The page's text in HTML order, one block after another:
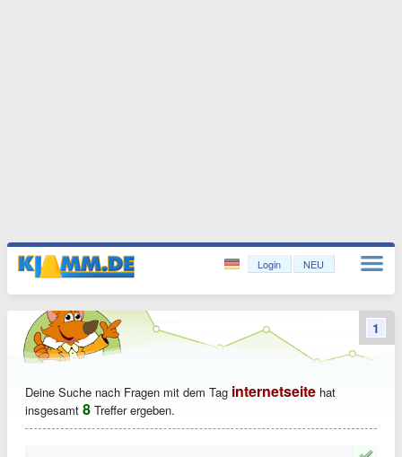
Login NEU
Deine Suche nach Fragen mit dem Tag internetseite hat
insgesamt 8 Treffer ergeben.
1